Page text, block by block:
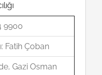
9900
Fatih Çoban
Gazi Osman